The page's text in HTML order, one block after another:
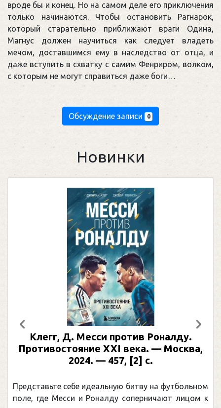
вроде бы и конец. Но на самом деле его приключения
только начинаются. Чтобы остановить Рагнарок,
который старательно приближают враги Одина,
Магнус должен научиться как следует владеть
мечом, доставшимся ему в наследство от отца, и
даже вступить в схватку с самим Фенриром, волком,
с которым не могут справиться даже боги…
Обсуждение записи 0
Новинки
Клегг, Д. Месси против Роналду.
Противостояние XXI века. — Москва,
2024. — 457, [2] с.
Представьте себе идеальную битву на футбольном
поле, где Месси и Роналду соперничают лицом к
Предыдущий